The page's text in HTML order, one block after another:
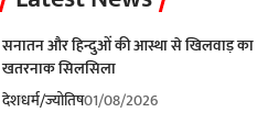
सनातन और हिन्दुओं की आस्था से खिलवाड़ का
खतरनाक सिलसिला
देशधर्म/ज्योतिष01/08/2026